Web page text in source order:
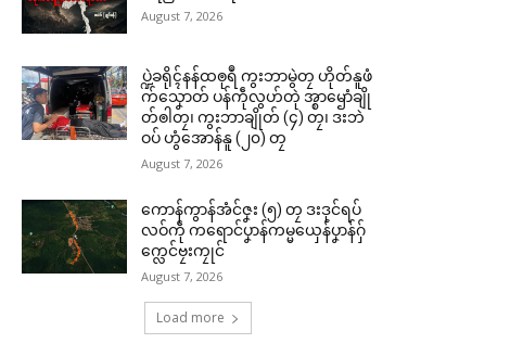
August 7, 2026
ပ္ဍဲခရိုၚ်နန်ထၜုရဳ ကွးဘာမွဲတၠ ဟိုတ်နူဖံ
က်သၞောတ် ပန်ကဵုလွဟ်တုဲ အ္စာၝောံချို
တ်ၜါတၠ၊ ကွးဘာချိုတ် (၄) တၠ၊ ဒးဘဲ
ဝပ် ဟွံအောန်နူ (၂၀) တၠ
August 7, 2026
ကောန်ကွာန်အံင်ဇၞး (၅) တၠ ဒးဒုင်ရပ်
လဝ်ကဵု ကရောင်ပၞာန်ကမ္မယှေန်ပၞာန်ဂှ်
က္လေင်ဗၠးကၠုင်
August 7, 2026
Load more